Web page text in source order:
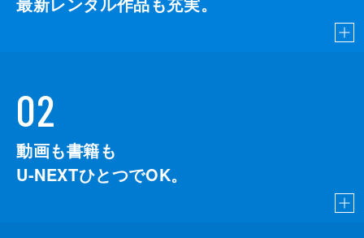
02
動画も書籍も
U-NEXTひとつでOK。